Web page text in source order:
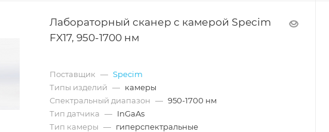
Лабораторный сканер c камерой Specim
FX17, 950-1700 нм
Поставщик — Specim
Типы изделий — камеры
Спектральный диапазон — 950-1700 нм
Тип датчика — InGaAs
Тип камеры — гиперспектральные